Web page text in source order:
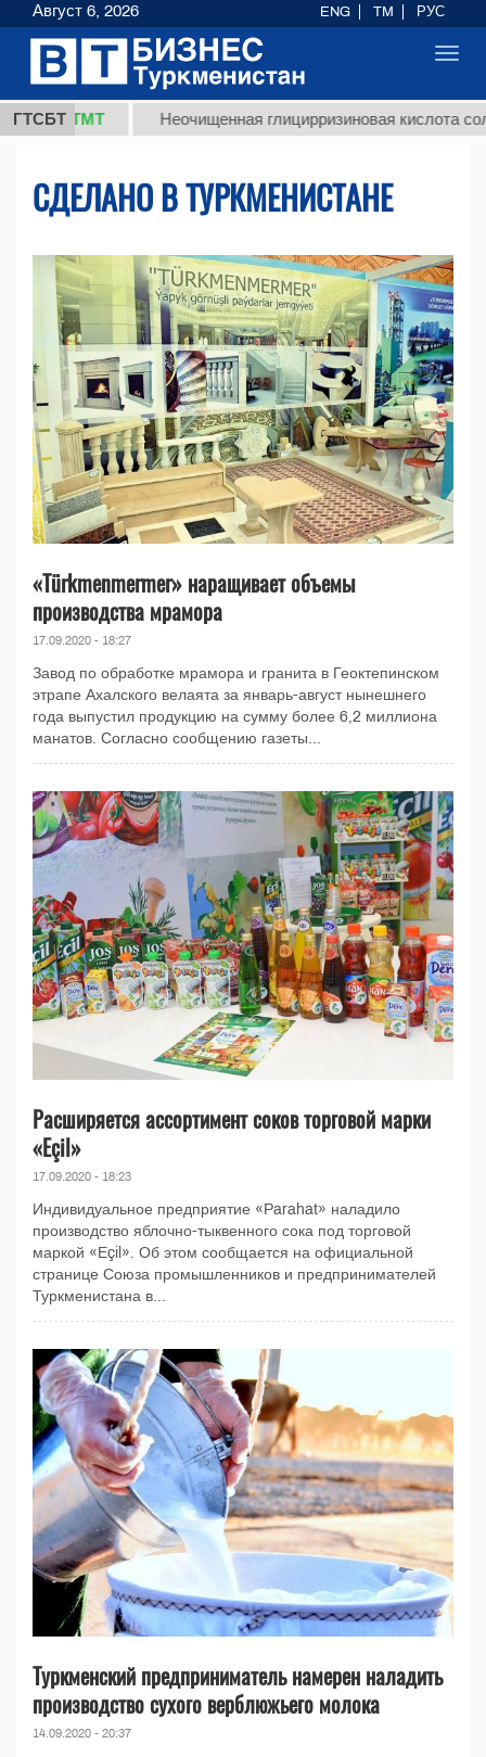
ГТСБТ Неочищенная глицирризиновая кислота
СДЕЛАНО В ТУРКМЕНИСТАНЕ
«Türkmenmermer» наращивает объемы
производства мрамора
17.09.2020 - 18:27
Завод по обработке мрамора и гранита в Геоктепинском
этрапе Ахалского велаята за январь-август нынешнего
года выпустил продукцию на сумму более 6,2 миллиона
манатов. Согласно сообщению газеты...
Расширяется ассортимент соков торговой марки
«Eçil»
17.09.2020 - 18:23
Индивидуальное предприятие «Parahat» наладило
производство яблочно-тыквенного сока под торговой
маркой «Eçil». Об этом сообщается на официальной
странице Союза промышленников и предпринимателей
Туркменистана в...
Туркменский предприниматель намерен наладить
производство сухого верблюжьего молока
14.09.2020 - 20:37
Август 6, 2026 ENG TM РУС